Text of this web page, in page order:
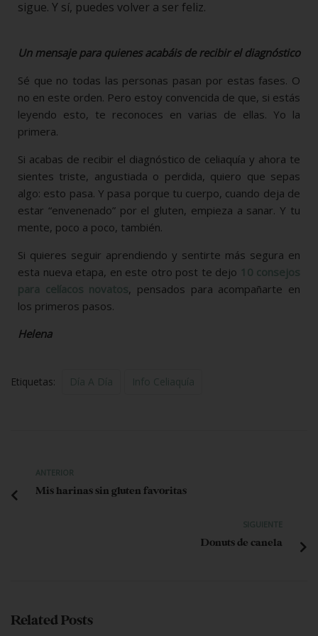
sigue. Y sí, puedes volver a ser feliz.
Un mensaje para quienes acabáis de recibir el diagnóstico
Sé que no todas las personas pasan por estas fases. O
no en este orden. Pero estoy convencida de que, si estás
leyendo esto, te reconoces en varias de ellas. Yo la
primera.
Si acabas de recibir el diagnóstico de celiaquía y ahora te
sientes triste, angustiada o perdida, quiero que sepas
algo: esto pasa. Y pasa porque tu cuerpo, cuando deja de
estar “envenenado” por el gluten, empieza a sanar. Y tu
mente, poco a poco, también.
Si quieres seguir aprendiendo y sentirte más segura en
esta nueva etapa, en este otro post te dejo 10 consejos
para celíacos novatos, pensados para acompañarte en
los primeros pasos.
Helena
Etiquetas: Día A Día Info Celiaquía
ANTERIOR
Mis harinas sin gluten favoritas
SIGUIENTE
Donuts de canela
Related Posts